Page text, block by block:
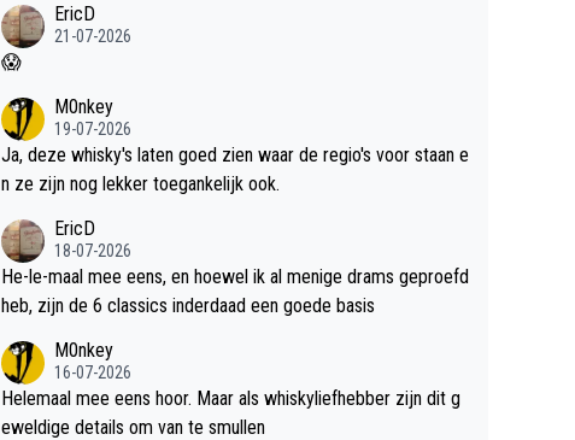
EricD
21-07-2026
😱
M0nkey
19-07-2026
Ja, deze whisky's laten goed zien waar de regio's voor staan e
n ze zijn nog lekker toegankelijk ook.
EricD
18-07-2026
He-le-maal mee eens, en hoewel ik al menige drams geproefd
heb, zijn de 6 classics inderdaad een goede basis
M0nkey
16-07-2026
Helemaal mee eens hoor. Maar als whiskyliefhebber zijn dit g
eweldige details om van te smullen